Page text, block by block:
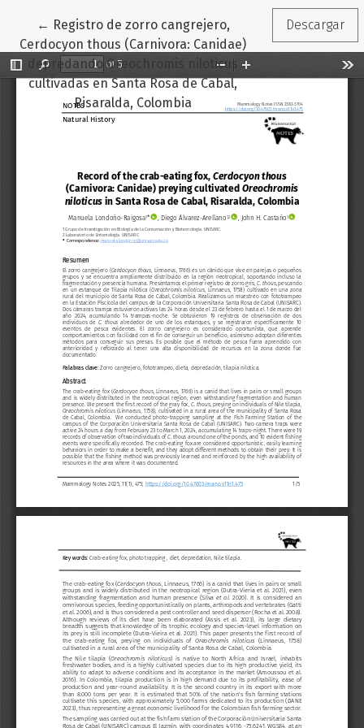
← Volver a los detalles del artículo
Registro de zorro cangrejero,
Cerdocyon thous (Carnivora: Canidae)
depredando Oreochromis niloticus
cultivadas en Santa Rosa de Cabal,
Risaralda, Colombia
Descargar